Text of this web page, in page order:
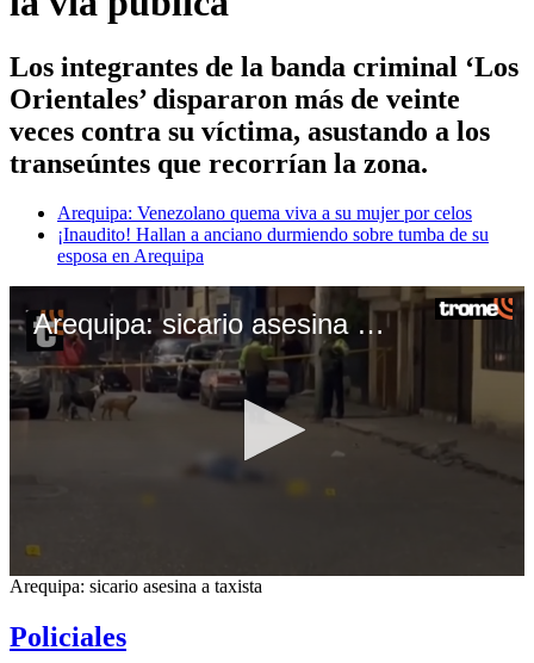
Los integrantes de la banda criminal ‘Los
Orientales’ dispararon más de veinte
veces contra su víctima, asustando a los
transeúntes que recorrían la zona.
Arequipa: Venezolano quema viva a su mujer por celos
¡Inaudito! Hallan a anciano durmiendo sobre tumba de su
esposa en Arequipa
Arequipa: sicario asesina a taxista
0
seconds
of
1
Arequipa: sicario asesina a taxista
Policiales